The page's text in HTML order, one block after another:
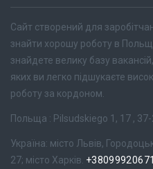
Сайт створений для
знайти хорошу роботу в
знайдете велику базу
яких ви легко підшукаєте
роботу за кордоном.
Польща : Pilsudskiego 1, 17 ,
Україна: місто Львів,
27; місто Харків.